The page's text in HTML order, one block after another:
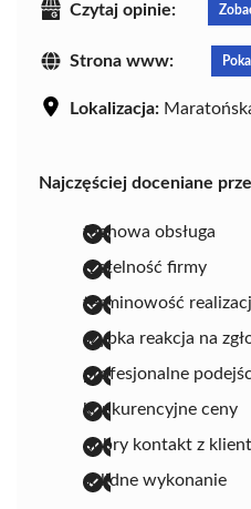
Czytaj opinie:
Strona www:
Lokalizacja:
Najczęściej doceniane
fachowa obsługa
rzetelność firmy
terminowość
szybka reakcja na
profesjonalne
konkurencyjne ceny
dobry kontakt z
solidne wykonanie